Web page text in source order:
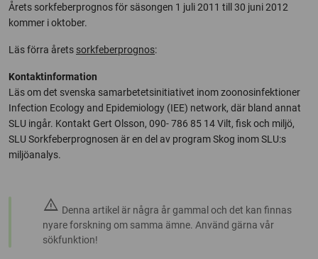
Årets sorkfeberprognos för säsongen 1 juli 2011 till 30 juni 2012
kommer i oktober.
Läs förra årets sorkfeberprognos:
Kontaktinformation
Läs om det svenska samarbetetsinitiativet inom zoonosinfektioner
Infection Ecology and Epidemiology (IEE) network, där bland annat
SLU ingår. Kontakt Gert Olsson, 090- 786 85 14 Vilt, fisk och miljö,
SLU Sorkfeberprognosen är en del av program Skog inom SLU:s
miljöanalys.
warning Denna artikel är några år gammal och det kan finnas
nyare forskning om samma ämne. Använd gärna vår
sökfunktion!